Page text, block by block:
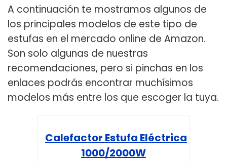
A continuación te mostramos algunos de
los principales modelos de este tipo de
estufas en el mercado online de Amazon.
Son solo algunas de nuestras
recomendaciones, pero si pinchas en los
enlaces podrás encontrar muchísimos
modelos más entre los que escoger la tuya.
Calefactor Estufa Eléctrica
1000/2000W